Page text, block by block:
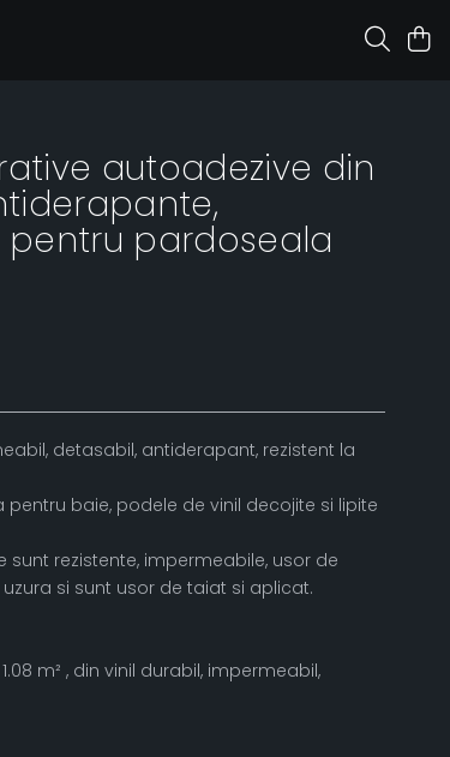
autoadezive din
pentru pardoseala
detasabil, antiderapant, rezistent la
pentru baie, podele de vinil decojite si lipite
rezistente, impermeabile, usor de
si sunt usor de taiat si aplicat.
m² , din vinil durabil, impermeabil,